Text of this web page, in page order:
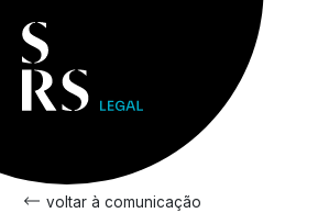
voltar à comunicação